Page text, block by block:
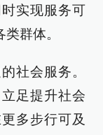
实现服务可
群体。
社会服务。
足提升社会
多步行可及